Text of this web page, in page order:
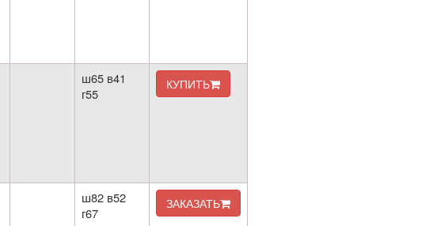
ш65 в41
г55
КУПИТЬ
ш82 в52
г67
ЗАКАЗАТЬ